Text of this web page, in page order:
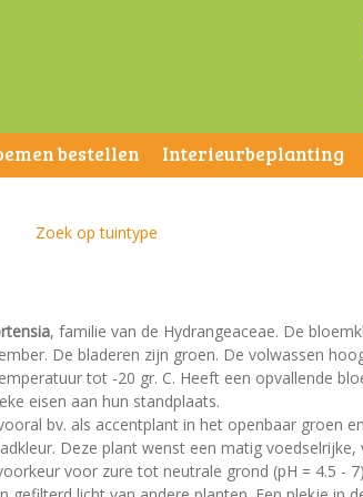
bestellen Interieurbeplanting
Zoek op tuintype
, familie van de Hydrangeaceae. De
De bladeren zijn groen. De volwassen
tot -20 gr. C. Heeft een opvallende
eisen aan hun standplaats.
bv. als accentplant in het openbaar groen
Deze plant wenst een matig
voor zure tot neutrale grond (pH = 4.5 -